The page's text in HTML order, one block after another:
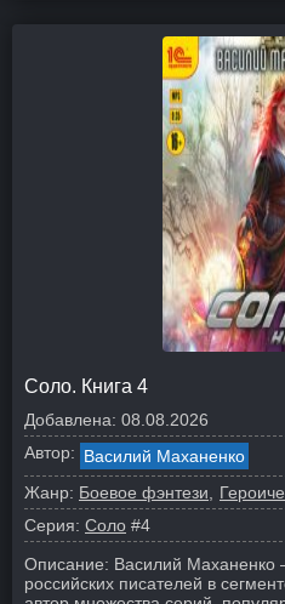
Соло. Книга 4
Добавлена: 08.08.2026
Автор: Василий Маханенко
Жанр: Боевое фэнтези
Серия: Соло #4
Описание: Василий Маханенко
российских писателей в